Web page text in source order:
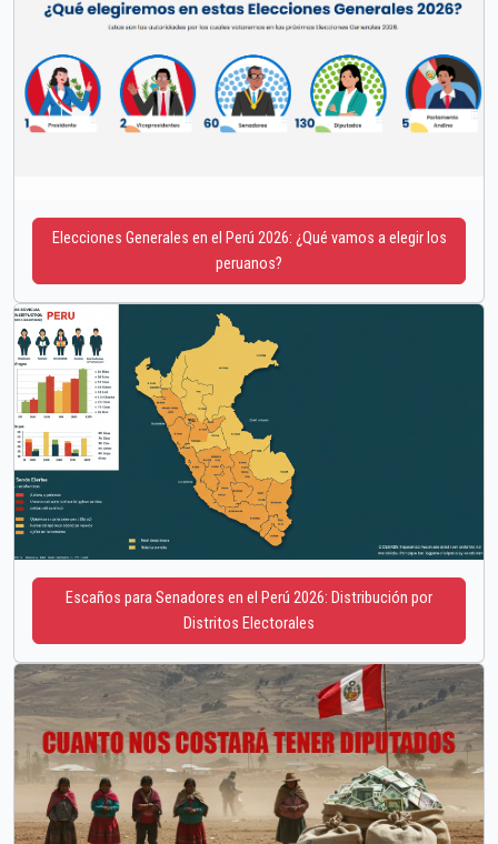
Elecciones Generales en el Perú 2026: ¿Qué vamos a elegir los
peruanos?
Escaños para Senadores en el Perú 2026: Distribución por
Distritos Electorales